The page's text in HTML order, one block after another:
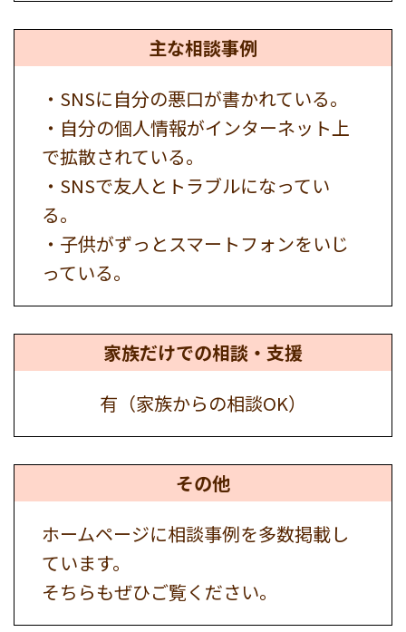
主な相談事例
・SNSに自分の悪口が書かれている。
・自分の個人情報がインターネット上
で拡散されている。
・SNSで友人とトラブルになってい
る。
・子供がずっとスマートフォンをいじ
っている。
家族だけでの相談・支援
有（家族からの相談OK）
その他
ホームページに相談事例を多数掲載し
ています。
そちらもぜひご覧ください。